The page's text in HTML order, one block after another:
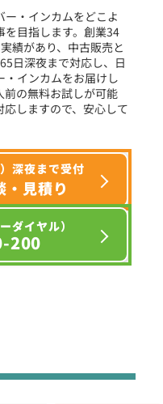
ット
・インカムをどこよ
を目指します。創業34
績があり、中古販売と
日深夜まで対応し、日
インカムをお届けし
前の無料お試しが可能
しますので、安心して
深夜まで受付
・見積り
ダイヤル）
200